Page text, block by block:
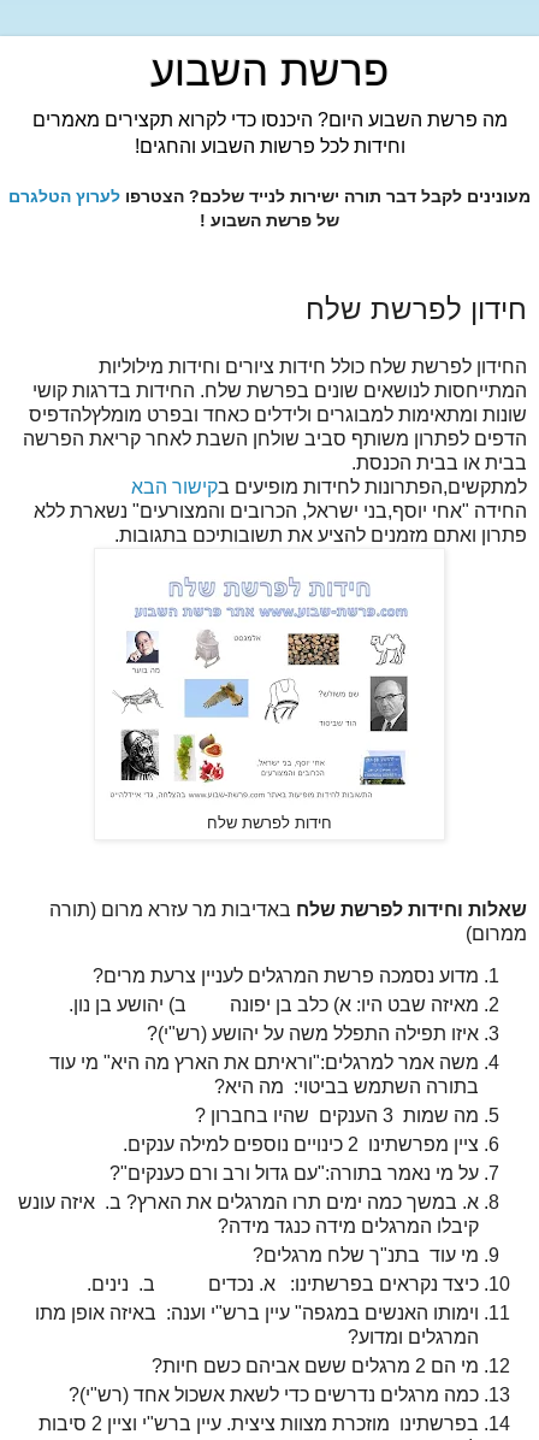
פרשת השבוע
מה פרשת השבוע היום? היכנסו כדי לקרוא תקצירים מאמרים
וחידות לכל פרשות השבוע והחגים!
מעונינים לקבל דבר תורה ישירות לנייד שלכם? הצטרפו לערוץ הטלגרם
של פרשת השבוע !
חידון לפרשת שלח
החידון לפרשת שלח כולל חידות ציורים וחידות מילוליות
המתייחסות לנושאים שונים בפרשת שלח. החידות בדרגות קושי
שונות ומתאימות למבוגרים ולידלים כאחד ובפרט מומלץלהדפיס
הדפים לפתרון משותף סביב שולחן השבת לאחר קריאת הפרשה
בבית או בבית הכנסת.
למתקשים,הפתרונות לחידות מופיעים בקישור הבא
החידה "אחי יוסף,בני ישראל, הכרובים והמצורעים" נשארת ללא
פתרון ואתם מזמנים להציע את תשובותיכם בתגובות.
חידות לפרשת שלח
שאלות וחידות לפרשת שלח באדיבות מר עזרא מרום (תורה
ממרום)
מדוע נסמכה פרשת המרגלים לעניין צרעת מרים?
מאיזה שבט היו: א) כלב בן יפונה ב) יהושע בן נון.
איזו תפילה התפלל משה על יהושע (רש"י)?
משה אמר למרגלים:"וראיתם את הארץ מה היא" מי עוד
בתורה השתמש בביטוי: מה היא?
מה שמות 3 הענקים שהיו בחברון ?
ציין מפרשתינו 2 כינויים נוספים למילה ענקים.
על מי נאמר בתורה:"עם גדול ורב ורם כענקים"?
א. במשך כמה ימים תרו המרגלים את הארץ? ב. איזה עונש
קיבלו המרגלים מידה כנגד מידה?
מי עוד בתנ"ך שלח מרגלים?
כיצד נקראים בפרשתינו: א. נכדים ב. נינים.
וימותו האנשים במגפה" עיין ברש"י וענה: באיזה אופן מתו
המרגלים ומדוע?
מי הם 2 מרגלים ששם אביהם כשם חיות?
כמה מרגלים נדרשים כדי לשאת אשכול אחד (רש"י)?
בפרשתינו מוזכרת מצוות ציצית. עיין ברש"י וציין 2 סיבות